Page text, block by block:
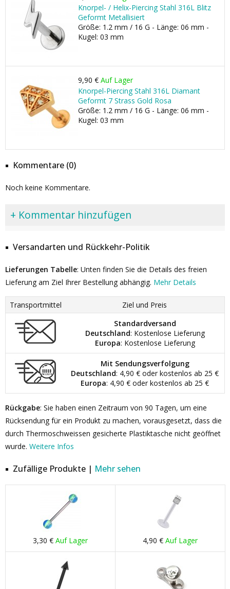
Knorpel- / Helix-Piercing Stahl 316L Blitz
Geformt Metallisiert
Größe: 1.2 mm / 16 G - Länge: 06 mm -
Kugel: 03 mm
9,90 € Auf Lager
Knorpel-Piercing Stahl 316L Diamant
Geformt 7 Strass Gold Rosa
Größe: 1.2 mm / 16 G - Länge: 06 mm -
Kugel: 03 mm
Kommentare (0)
Noch keine Kommentare.
+ Kommentar hinzufügen
Versandarten und Rückkehr-Politik
Lieferungen Tabelle: Unten finden Sie die Details des freien
Lieferung am Ziel Ihrer Bestellung abhängig. Mehr Details
Transportmittel
Ziel und Preis
Standardversand
Deutschland: Kostenlose Lieferung
Europa: Kostenlose Lieferung
Mit Sendungsverfolgung
Deutschland: 4,90 € oder kostenlos ab 25 €
Europa: 4,90 € oder kostenlos ab 25 €
Rückgabe: Sie haben einen Zeitraum von 90 Tagen, um eine
Rücksendung für ein Produkt zu machen, vorausgesetzt, dass die
durch Thermoschweissen gesicherte Plastiktasche nicht geöffnet
wurde. Weitere Infos
Zufällige Produkte | Mehr sehen
3,30 € Auf Lager 4,90 € Auf Lager